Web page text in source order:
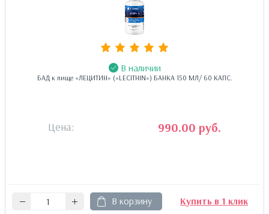
В наличии
БАД к пище «ЛЕЦИТИН» («LECITHIN») БАНКА 150 МЛ/ 60 КАПС.
Цена: 990.00 руб.
В корзину Купить в 1 клик